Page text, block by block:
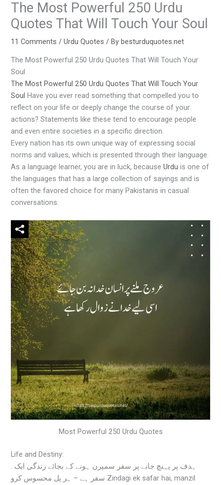
The Most Powerful 250 Urdu
Quotes That Will Touch Your Soul
11 Comments /Urdu Quotes / Bybesturduquotes.net
The Most Powerful 250 Urdu Quotes That Will Touch Your
Soul
The Most Powerful 250 Urdu Quotes That Will Touch Your
Soul Have you ever read something that compelled you to
reflect on your life or deeply change the course of your
actions? Statements like these tend to encourage people
and even entire societies in a specific direction.
Every nation has its own unique way of expressing social
norms and values, which is presented through their language.
As a language learner, you are in luck, becauseUrdu is one of
the languages that has a large collection of sayings and is
often the favored choice for many Pakistanis in casual
conversations.
Most Powerful 250 Urdu Quotes
Life and Destiny:
. ہدف پر پہنچ جانے پر سفر سمپرن ہونے کے بجائے زندگی ایک
سفر ہے – ہر پل محسوس کرو Zindagi ek safar hai, manzil